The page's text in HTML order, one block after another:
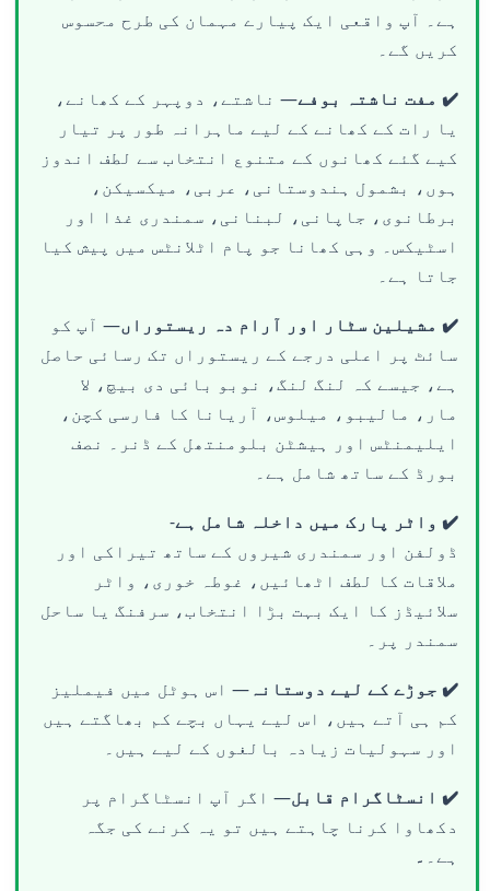
ہے۔ آپ واقعی ایک پیارے مہمان کی طرح محسوس
کریں گے۔
✔️ مفت ناشتہ بوفے— ناشتے، دوپہر کے کھانے،
یا رات کے کھانے کے لیے ماہرانہ طور پر تیار
کیے گئے کھانوں کے متنوع انتخاب سے لطف اندوز
ہوں، بشمول ہندوستانی، عربی، میکسیکن،
برطانوی، جاپانی، لبنانی، سمندری غذا اور
اسٹیکس۔ وہی کھانا جو پام اٹلانٹس میں پیش کیا
جاتا ہے۔
✔️ مشیلین سٹار اور آرام دہ ریستوراں— آپ کو
سائٹ پر اعلی درجے کے ریستوراں تک رسائی حاصل
ہے، جیسے کہ لنگ لنگ، نوبو بائی دی بیچ، لا
مار، مالیبو، میلوس، آریانا کا فارسی کچن،
ایلیمنٹس اور ہیشٹن بلومنتھل کے ڈنر۔ نصف
بورڈ کے ساتھ شامل ہے۔
✔️ واٹر پارک میں داخلہ شامل ہے-
ڈولفن اور سمندری شیروں کے ساتھ تیراکی اور
ملاقات کا لطف اٹھائیں، غوطہ خوری، واٹر
سلائیڈز کا ایک بہت بڑا انتخاب، سرفنگ یا ساحل
سمندر پر۔
✔️ جوڑے کے لیے دوستانہ— اس ہوٹل میں فیملیز
کم ہی آتے ہیں، اس لیے یہاں بچے کم بھاگتے ہیں
اور سہولیات زیادہ بالغوں کے لیے ہیں۔
✔️ انسٹاگرام قابل— اگر آپ انسٹاگرام پر
دکھاوا کرنا چاہتے ہیں تو یہ کرنے کی جگہ
ہے۔ ۔